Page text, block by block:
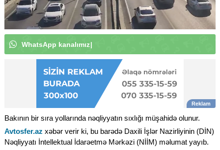
WhatsApp kanalımıza
Bakının bir sıra yollarında nəqliyyatın sıxlığı müşahidə olunur.
Avtosfer.az xəbər verir ki, bu barədə Daxili İşlər Nazirliyinin (DİN)
Nəqliyyatı İntellektual İdarəetmə Mərkəzi (NİİM) məlumat yayıb.